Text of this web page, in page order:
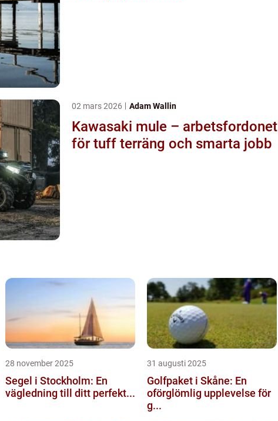
02 mars 2026 Adam Wallin
Kawasaki mule – arbetsfordonet
för tuff terräng och smarta jobb
28 november 2025
Segel i Stockholm: En
vägledning till ditt perfekt...
31 augusti 2025
Golfpaket i Skåne: En
oförglömlig upplevelse för
g...